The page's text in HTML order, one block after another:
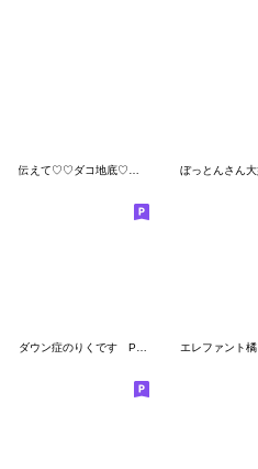
ダウン症のりくです Part2 エレファント橘